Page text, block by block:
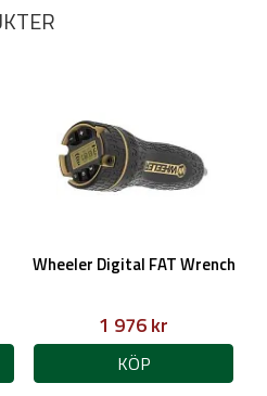
Wheeler Digital FAT Wrench
1 976 kr
KÖP